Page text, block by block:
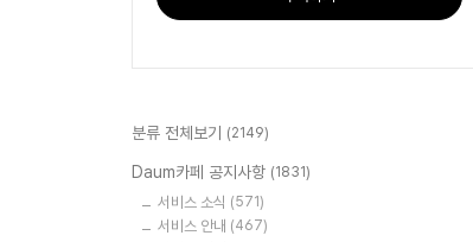
분류 전체보기 (2149)
Daum카페 공지사항 (1831)
서비스 소식 (571)
서비스 안내 (467)